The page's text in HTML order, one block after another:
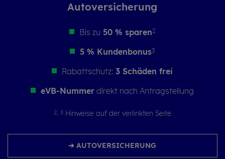
Auto­ver­si­che­rung
Bis zu 50 % sparen2
5 % Kundenbonus3
Rabattschutz:3 Schäden frei
eVB-Nummer direkt nach Antragstellung
2, 3Hinweise auf der verlinkten Seite
➔ AUTOVERSICHERUNG